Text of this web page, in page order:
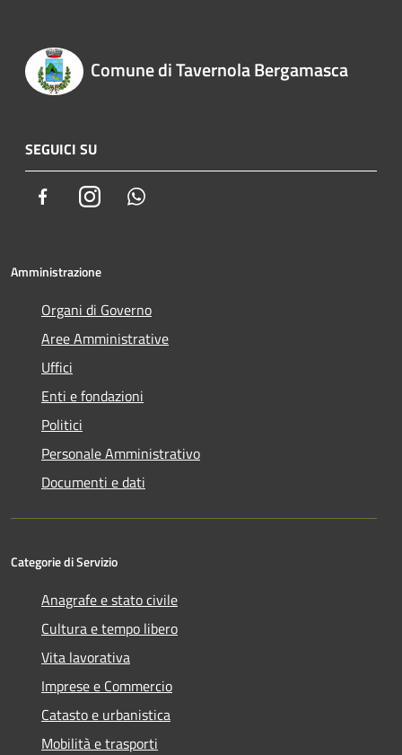
Comune di Tavernola Bergamasca
SEGUICI SU
FacebookInstagram
Amministrazione
Organi di Governo
Aree Amministrative
Uffici
Enti e fondazioni
Politici
Personale Amministrativo
Documenti e dati
Categorie di Servizio
Anagrafe e stato civile
Cultura e tempo libero
Vita lavorativa
Imprese e Commercio
Catasto e urbanistica
Mobilità e trasporti